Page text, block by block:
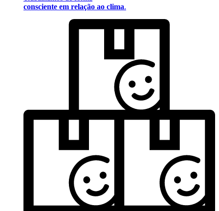
consciente em relação ao clima.